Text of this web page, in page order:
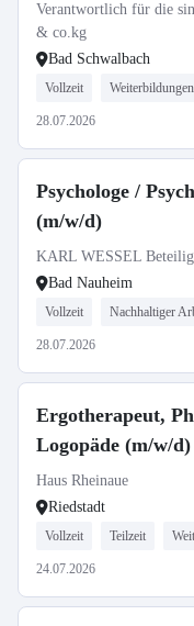
Verantwortlich für die
& co.kg
Bad Schwalbach
Vollzeit Weiterbildungen
28.07.2026
Psychologe /
(m/w/d)
KARL WESSEL
Bad Nauheim
Vollzeit Nachhaltiger
28.07.2026
Ergotherapeut,
Logopäde (m/w/
Haus Rheinaue
Riedstadt
Vollzeit Teilzeit
24.07.2026